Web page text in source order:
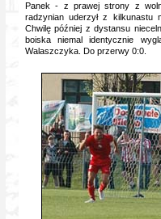
Panek - z prawej strony z
radzynian uderzył z kilkunastu
Chwilę później z dystansu
boiska niemal identycznie
Walaszczyka. Do przerwy 0:0.